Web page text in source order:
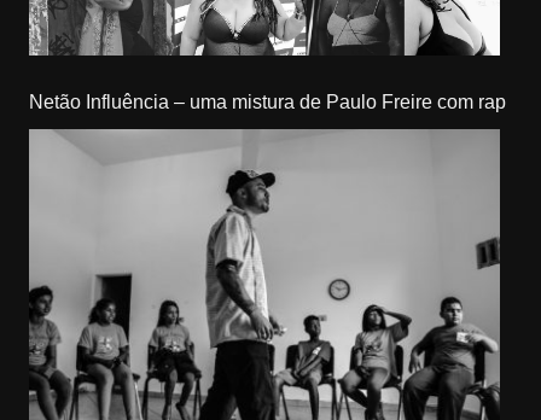
Netão Influência – uma mistura de Paulo Freire com rap